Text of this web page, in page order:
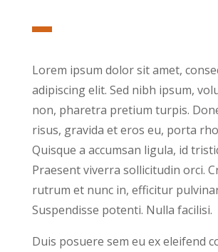
Lorem ipsum dolor sit amet,
adipiscing elit. Sed nibh ipsum,
non, pharetra pretium turpis.
risus, gravida et eros eu, porta
Quisque a accumsan ligula, id
Praesent viverra sollicitudin orci.
rutrum et nunc in, efficitur
Suspendisse potenti. Nulla facilisi.
Duis posuere sem eu ex eleifend